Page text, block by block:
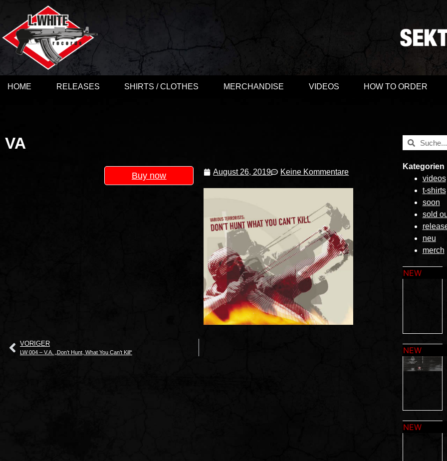
HOME RELEASES SHIRTS / CLOTHES MERCHANDISE VIDEOS HOW TO ORDER
VA
Buy now August 26, 2019 Keine Kommentare
VORIGER
LW 004 – V.A. „Don’t Hunt, What You Can’t Kill“
Kategorien
videos
t-shirts
soon
sold
neu
merch